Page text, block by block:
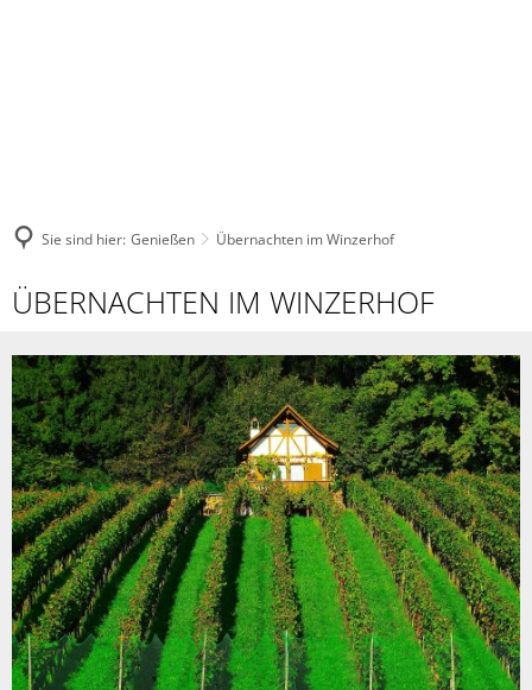
Sie sind hier: Genießen Übernachten im Winzerhof
Übernachten
Winzerhof
ÜBERNACHTEN IM WINZERHOF